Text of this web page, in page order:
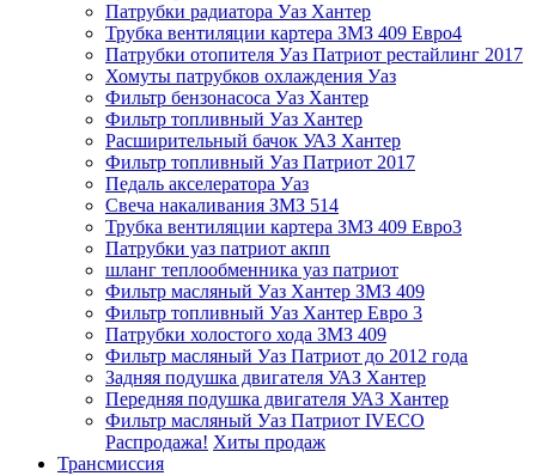
Патрубки радиатора Уаз Хантер
Трубка вентиляции картера ЗМЗ 409 Евро4
Патрубки отопителя Уаз Патриот рестайлинг 2017
Хомуты патрубков охлаждения Уаз
Фильтр бензонасоса Уаз Хантер
Фильтр топливный Уаз Хантер
Расширительный бачок УАЗ Хантер
Фильтр топливный Уаз Патриот 2017
Педаль акселератора Уаз
Свеча накаливания ЗМЗ 514
Трубка вентиляции картера ЗМЗ 409 Евро3
Патрубки уаз патриот акпп
шланг теплообменника уаз патриот
Фильтр масляный Уаз Хантер ЗМЗ 409
Фильтр топливный Уаз Хантер Евро 3
Патрубки холостого хода ЗМЗ 409
Фильтр масляный Уаз Патриот до 2012 года
Задняя подушка двигателя УАЗ Хантер
Передняя подушка двигателя УАЗ Хантер
Фильтр масляный Уаз Патриот IVECO
Распродажа! Хиты продаж
Трансмиссия